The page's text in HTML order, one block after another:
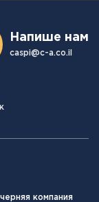
Напише нам
caspi@c-a.co.il
компания